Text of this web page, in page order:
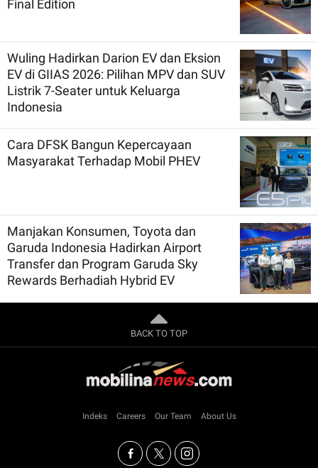
Final Edition
Wuling Hadirkan Darion EV dan Eksion
EV di GIIAS 2026: Pilihan MPV dan SUV
Listrik 7-Seater untuk Keluarga
Indonesia
Cara DFSK Bangun Kepercayaan
Masyarakat Terhadap Mobil PHEV
Manjakan Konsumen, Toyota dan
Garuda Indonesia Hadirkan Airport
Transfer dan Program Garuda Sky
Rewards Berhadiah Hybrid EV
BACK TO TOP
Indeks Careers Our Team About Us